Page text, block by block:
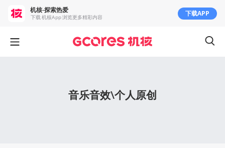
音乐音效\个人原创
机核-探索热爱
下载 机核App 浏览更多精彩内容 下载APP